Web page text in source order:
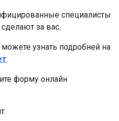
специалисты
за вас.
узнать подробней на
.
форму онлайн